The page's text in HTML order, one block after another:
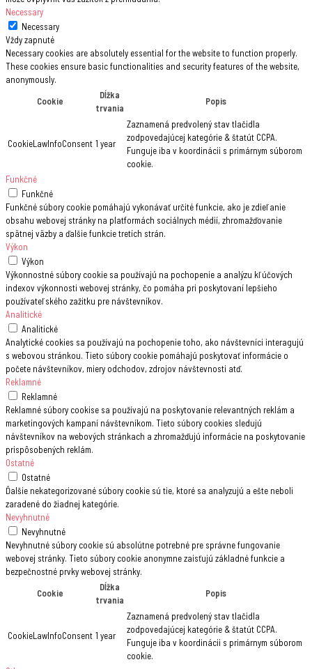
Necessary
Necessary
Vždy zapnuté
Necessary cookies are absolutely essential for the website to function properly.
These cookies ensure basic functionalities and security features of the website,
anonymously.
Cookie
Dĺžka
trvania
Popis
CookieLawInfoConsent 1 year
Zaznamená predvolený stav tlačidla
zodpovedajúcej kategórie & štatút CCPA.
Funguje iba v koordinácii s primárnym súborom
cookie.
Funkčné
Funkčné
Funkčné súbory cookie pomáhajú vykonávať určité funkcie, ako je zdieľanie
obsahu webovej stránky na platformách sociálnych médií, zhromažďovanie
spätnej väzby a ďalšie funkcie tretích strán.
Výkon
Výkon
Výkonnostné súbory cookie sa používajú na pochopenie a analýzu kľúčových
indexov výkonnosti webovej stránky, čo pomáha pri poskytovaní lepšieho
používateľského zažitku pre návštevníkov.
Analitické
Analitické
Analytické cookies sa používajú na pochopenie toho, ako návštevníci interagujú
s webovou stránkou. Tieto súbory cookie pomáhajú poskytovať informácie o
počete návštevníkov, miery odchodov, zdrojov návštevnosti atď.
Reklamné
Reklamné
Reklamné súbory cookise sa používajú na poskytovanie relevantných reklám a
marketingových kampaní návštevníkom. Tieto súbory cookies sledujú
návštevníkov na webových stránkach a zhromažďujú informácie na poskytovanie
prispôsobených reklám.
Ostatné
Ostatné
Ďalšie nekategorizované súbory cookie sú tie, ktoré sa analyzujú a ešte neboli
zaradené do žiadnej kategórie.
Nevyhnutné
Nevyhnutné
Nevyhnutné súbory cookie sú absolútne potrebné pre správne fungovanie
webovej stránky. Tieto súbory cookie anonymne zaisťujú základné funkcie a
bezpečnostné prvky webovej stránky.
Cookie
Dĺžka
trvania
Popis
CookieLawInfoConsent 1 year
Zaznamená predvolený stav tlačidla
zodpovedajúcej kategórie & štatút CCPA.
Funguje iba v koordinácii s primárnym súborom
cookie.